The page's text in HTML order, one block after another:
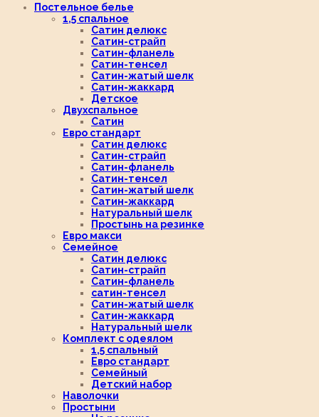
Постельное белье
1,5 спальное
Сатин делюкс
Сатин-страйп
Сатин-фланель
Сатин-тенсел
Сатин-жатый шелк
Сатин-жаккард
Детское
Двухспальное
Сатин
Евро стандарт
Сатин делюкс
Сатин-страйп
Сатин-фланель
Сатин-тенсел
Сатин-жатый шелк
Сатин-жаккард
Натуральный шелк
Простынь на резинке
Евро макси
Семейное
Сатин делюкс
Сатин-страйп
Сатин-фланель
сатин-тенсел
Сатин-жатый шелк
Сатин-жаккард
Натуральный шелк
Комплект с одеялом
1,5 спальный
Евро стандарт
Семейный
Детский набор
Наволочки
Простыни